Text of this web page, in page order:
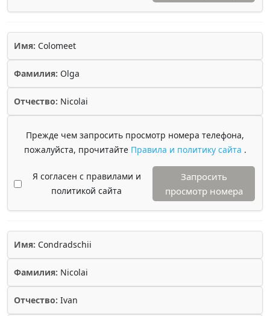
Имя: Colomeet
Фамилия: Olga
Отчество: Nicolai
Прежде чем запросить просмотр номера телефона,
пожалуйста, прочитайте Правила и политику сайта .
Я согласен с правилами и
политикой сайта
Запросить
просмотр номера
Имя: Condradschii
Фамилия: Nicolai
Отчество: Ivan